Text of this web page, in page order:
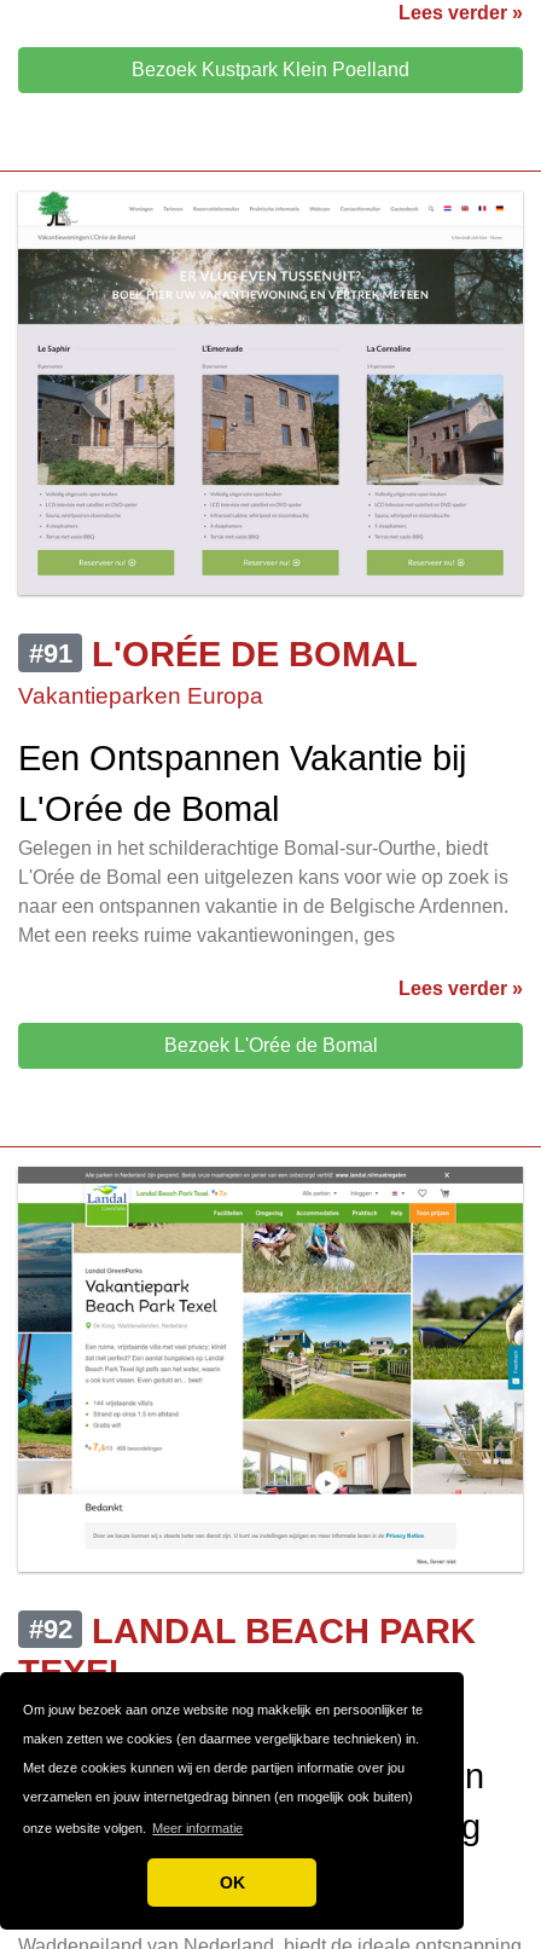
Om jouw bezoek aan onze website nog makkelijk en persoonlijker te
maken zetten we cookies (en daarmee vergelijkbare technieken) in.
Met deze cookies kunnen wij en derde partijen informatie over jou
verzamelen en jouw internetgedrag binnen (en mogelijk ook buiten)
onze website volgen. Meer informatie
OK
Lees verder »
Bezoek Kustpark Klein Poelland
#91 L'ORÉE DE BOMAL
Vakantieparken Europa
Een Ontspannen Vakantie bij
L'Orée de Bomal
Gelegen in het schilderachtige Bomal-sur-Ourthe, biedt
L'Orée de Bomal een uitgelezen kans voor wie op zoek is
naar een ontspannen vakantie in de Belgische Ardennen.
Met een reeks ruime vakantiewoningen, ges
Lees verder »
Bezoek L'Orée de Bomal
#92
LANDAL BEACH PARK
TEXEL
Vakantieparken Nederland
Landal Beach Park Texel: Een
Perfecte Vakantiebestemming
op het Eiland Texel